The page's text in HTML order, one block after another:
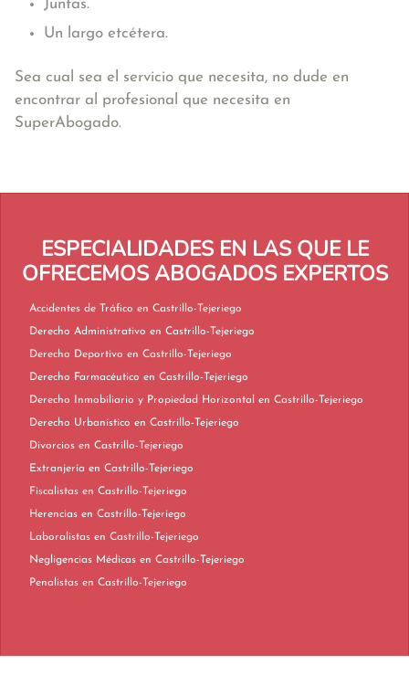
Juntas.
Un largo etcétera.
Sea cual sea el servicio que necesita, no dude en
encontrar al profesional que necesita en
SuperAbogado.
ESPECIALIDADES EN LAS QUE LE
OFRECEMOS ABOGADOS EXPERTOS
Accidentes de Tráfico en Castrillo-Tejeriego
Derecho Administrativo en Castrillo-Tejeriego
Derecho Deportivo en Castrillo-Tejeriego
Derecho Farmacéutico en Castrillo-Tejeriego
Derecho Inmobiliario y Propiedad Horizontal en Castrillo-Tejeriego
Derecho Urbanístico en Castrillo-Tejeriego
Divorcios en Castrillo-Tejeriego
Extranjería en Castrillo-Tejeriego
Fiscalistas en Castrillo-Tejeriego
Herencias en Castrillo-Tejeriego
Laboralistas en Castrillo-Tejeriego
Negligencias Médicas en Castrillo-Tejeriego
Penalistas en Castrillo-Tejeriego